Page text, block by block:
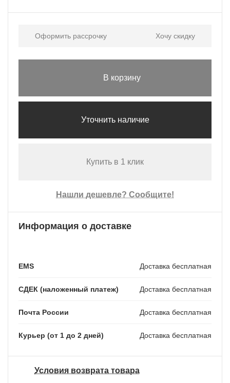
Оформить рассрочку Хочу скидку
В корзину
Уточнить наличие
Купить в 1 клик
Нашли дешевле? Сообщите!
Информация о доставке
EMS Доставка бесплатная
СДЕК (наложенный платеж) Доставка бесплатная
Почта России Доставка бесплатная
Курьер (от 1 до 2 дней) Доставка бесплатная
Условия возврата товара